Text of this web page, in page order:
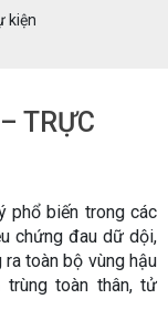
kiện
TRỰC
phổ biến trong các
chứng đau dữ dội,
toàn bộ vùng hậu
trùng toàn thân, tử